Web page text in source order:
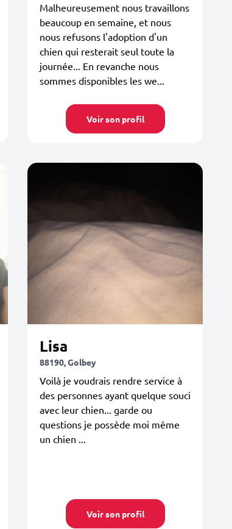
Malheureusement nous travaillons
beaucoup en semaine, et nous
nous refusons l'adoption d'un
chien qui resterait seul toute la
journée... En revanche nous
sommes disponibles les we...
Voir son profil
Lisa
88190, Golbey
Voilà je voudrais rendre service à
des personnes ayant quelque souci
avec leur chien... garde ou
questions je possède moi même
un chien ...
Voir son profil